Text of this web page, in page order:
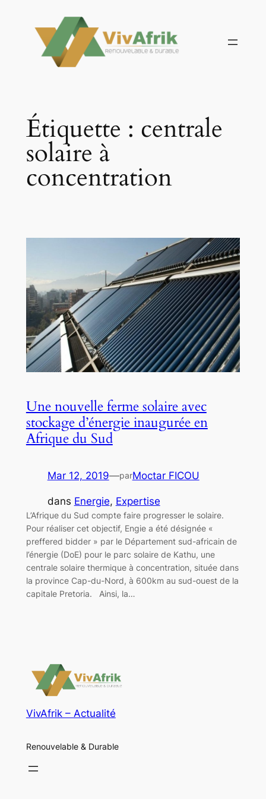
contenu
Étiquette : centrale
solaire à
concentration
Une nouvelle ferme solaire avec
stockage d’énergie inaugurée en
Afrique du Sud
Mar 12, 2019—parMoctar FICOU
dans Energie, Expertise
L’Afrique du Sud compte faire progresser le solaire.
Pour réaliser cet objectif, Engie a été désignée «
preffered bidder » par le Département sud-africain de
l’énergie (DoE) pour le parc solaire de Kathu, une
centrale solaire thermique à concentration, située dans
la province Cap-du-Nord, à 600km au sud-ouest de la
capitale Pretoria. Ainsi, la…
VivAfrik – Actualité
Renouvelable & Durable